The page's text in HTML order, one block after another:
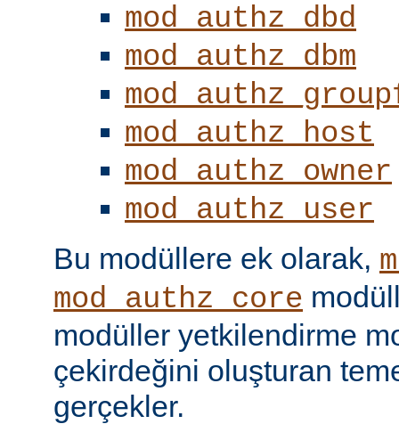
mod_authz_dbd
mod_authz_dbm
mod_authz_host
mod_authz_owner
mod_authz_user
Bu modüllere ek olarak,
mod_authz_core
modüller yetkilendirme
çekirdeğini oluşturan
gerçekler.